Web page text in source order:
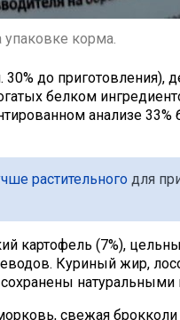
упаковке корма.
до приготовления),
белком
анализе 33%
растительного для
картофель (7%),
Куриный жир,
натуральными
свежая брокколи